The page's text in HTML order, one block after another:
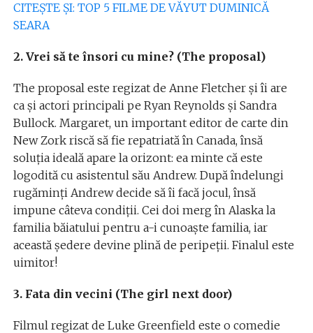
CITEŞTE ŞI: TOP 5 FILME DE VĂYUT DUMINICĂ
SEARA
2. Vrei să te însori cu mine? (The proposal)
The proposal este regizat de Anne Fletcher şi îi are
ca şi actori principali pe Ryan Reynolds şi Sandra
Bullock. Margaret, un important editor de carte din
New Zork riscă să fie repatriată în Canada, însă
soluţia ideală apare la orizont: ea minte că este
logodită cu asistentul său Andrew. După îndelungi
rugăminţi Andrew decide să îi facă jocul, însă
impune câteva condiţii. Cei doi merg în Alaska la
familia băiatului pentru a-i cunoaşte familia, iar
această şedere devine plină de peripeţii. Finalul este
uimitor!
3. Fata din vecini (The girl next door)
Filmul regizat de Luke Greenfield este o comedie